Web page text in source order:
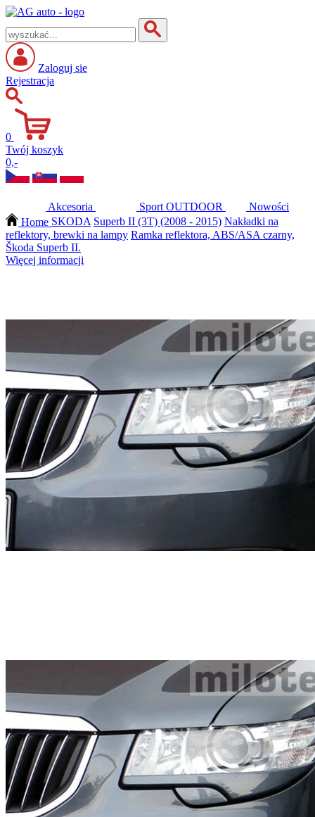
Zaloguj sie
Rejestracja
0
Twój koszyk
0,-
Akcesoria Sport OUTDOOR
Nowości
Home SKODA Superb II (3T) (2008 - 2015) Nakładki na
reflektory, brewki na lampy Ramka reflektora, ABS/ASA czarny,
Škoda Superb II.
Więcej informacji